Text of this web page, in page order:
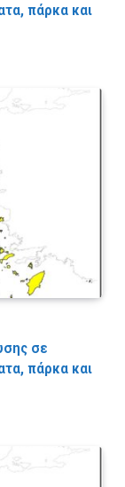
πάρκα και
σε
πάρκα και